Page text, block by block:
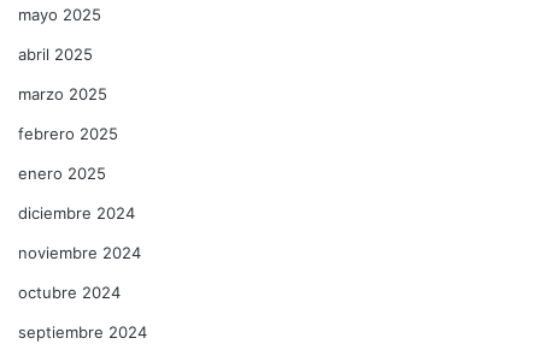
mayo 2025
abril 2025
marzo 2025
febrero 2025
enero 2025
diciembre 2024
noviembre 2024
octubre 2024
septiembre 2024